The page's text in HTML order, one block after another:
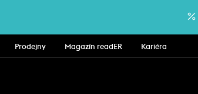
Prodejny Magazín readER Kariéra